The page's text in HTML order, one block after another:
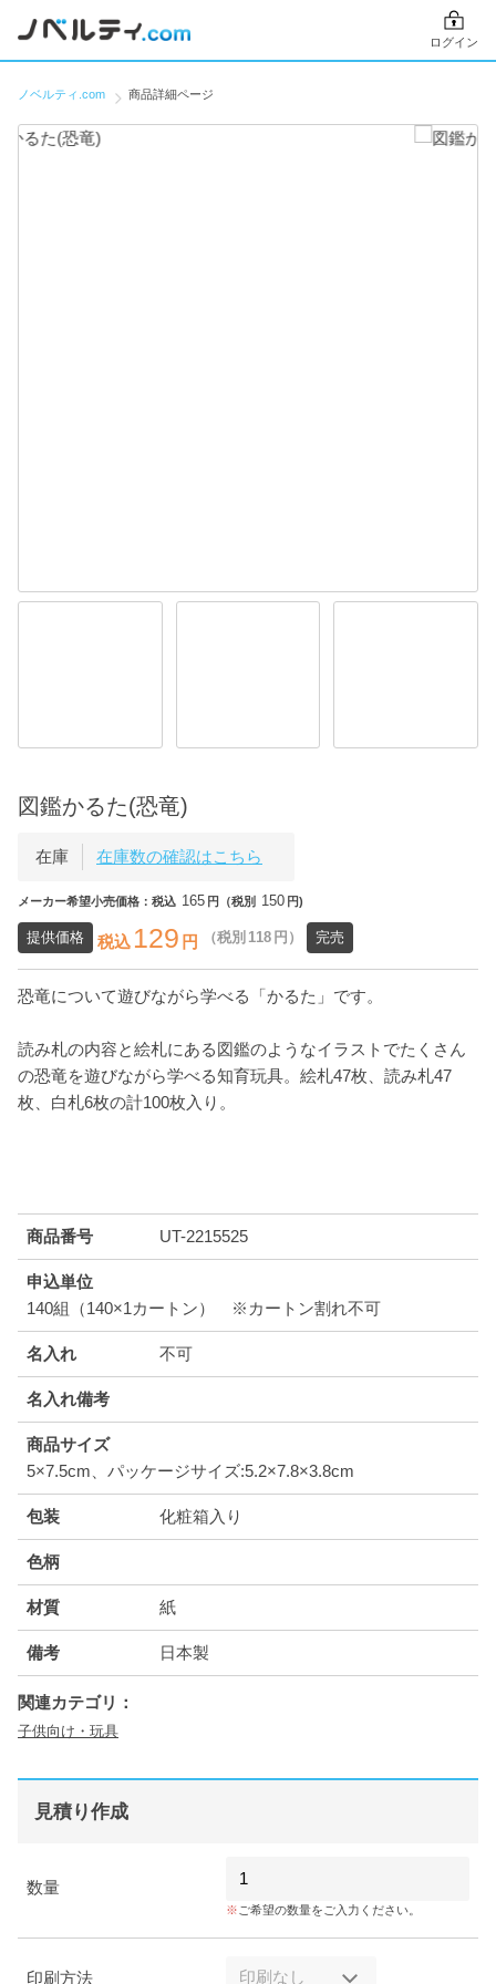
ログイン
ノベルティ.com 商品詳細ページ
図鑑かるた(恐竜)
在庫 在庫数の確認はこちら
メーカー希望小売価格：税込 165 円（税別 150 円)
提供価格 税込 129 円 （税別 118 円） 完売
恐竜について遊びながら学べる「かるた」です。
読み札の内容と絵札にある図鑑のようなイラストでたくさん
の恐竜を遊びながら学べる知育玩具。絵札47枚、読み札47
枚、白札6枚の計100枚入り。
商品番号 UT-2215525
申込単位
140組（140×1カートン） ※カートン割れ不可
名入れ 不可
名入れ備考
商品サイズ
5×7.5cm、パッケージサイズ:5.2×7.8×3.8cm
包装 化粧箱入り
色柄
材質 紙
備考 日本製
関連カテゴリ：
子供向け・玩具
見積り作成
数量
ご希望の数量をご入力ください。
印刷方法